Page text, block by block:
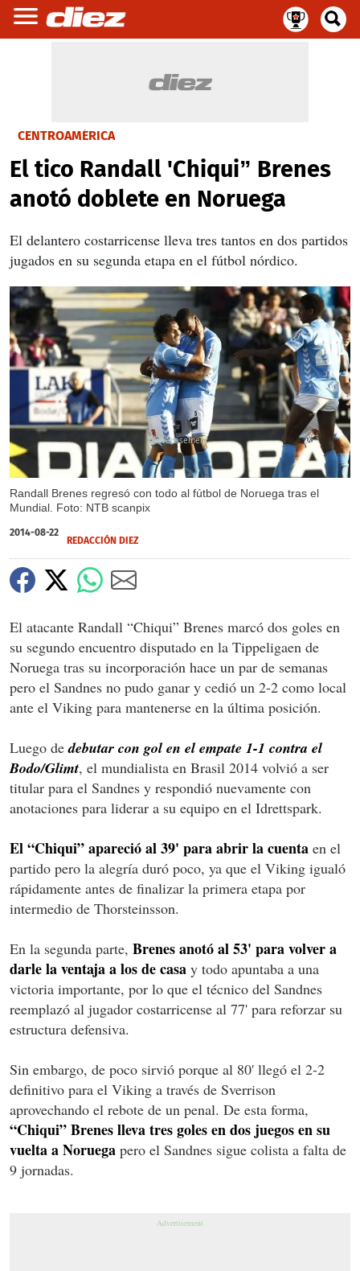
CENTROAMÉRICA
El tico Randall 'Chiqui” Brenes
anotó doblete en Noruega
El delantero costarricense lleva tres tantos en dos partidos
jugados en su segunda etapa en el fútbol nórdico.
Randall Brenes regresó con todo al fútbol de Noruega tras el
Mundial. Foto: NTB scanpix
X
2014-08-22
REDACCIÓN DIEZ
El atacante Randall “Chiqui” Brenes marcó dos goles en
su segundo encuentro disputado en la Tippeligaen de
Noruega tras su incorporación hace un par de semanas
pero el Sandnes no pudo ganar y cedió un 2-2 como local
ante el Viking para mantenerse en la última posición.
Luego dedebutar con gol en el empate 1-1 contra el
Bodo/Glimt, el mundialista en Brasil 2014 volvió a ser
titular para el Sandnes y respondió nuevamente con
anotaciones para liderar a su equipo en el Idrettspark.
El “Chiqui” apareció al 39' para abrir la cuenta en el
partido pero la alegría duró poco, ya que el Viking igualó
rápidamente antes de finalizar la primera etapa por
intermedio de Thorsteinsson.
En la segunda parte, Brenes anotó al 53' para volver a
darle la ventaja a los de casa y todo apuntaba a una
victoria importante, por lo que el técnico del Sandnes
reemplazó al jugador costarricense al 77' para reforzar su
estructura defensiva.
Sin embargo, de poco sirvió porque al 80' llegó el 2-2
definitivo para el Viking a través de Sverrison
aprovechando el rebote de un penal. De esta forma,
“Chiqui” Brenes lleva tres goles en dos juegos en su
vuelta a Noruega pero el Sandnes sigue colista a falta de
9 jornadas.